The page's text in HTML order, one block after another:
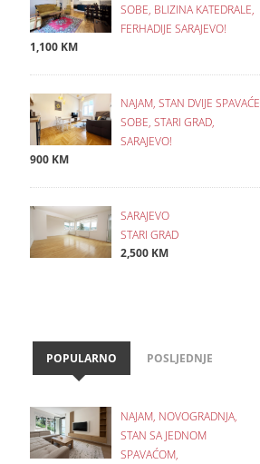
SOBE, BLIZINA KATEDRALE,
FERHADIJE SARAJEVO!
1,100 KM
NAJAM, STAN DVIJE SPAVAĆE
SOBE, STARI GRAD,
SARAJEVO!
900 KM
SARAJEVO
STARI GRAD
2,500 KM
POPULARNO POSLJEDNJE
NAJAM, NOVOGRADNJA,
STAN SA JEDNOM
SPAVAĆOM,